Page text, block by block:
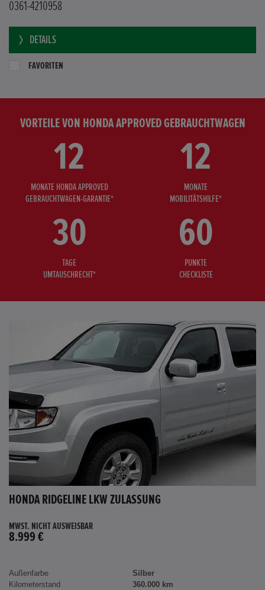
0361-4210958
DETAILS
FAVORITEN
VORTEILE VON HONDA APPROVED GEBRAUCHTWAGEN
12
MONATE HONDA APPROVED
GEBRAUCHTWAGEN-GARANTIE*
12
MONATE
MOBILITÄTSHILFE*
30
TAGE
UMTAUSCHRECHT*
60
PUNKTE
CHECKLISTE
HONDA RIDGELINE LKW ZULASSUNG
MWST. NICHT AUSWEISBAR
8.999 €
Außenfarbe
Silber
Kilometerstand
360.000 km